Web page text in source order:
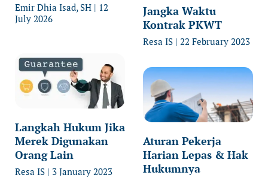
Emir Dhia Isad, SH
12
July 2026
Langkah Hukum Jika
Merek Digunakan
Orang Lain
Resa IS 3 January 2023
Jangka Waktu
Kontrak PKWT
Resa IS 22 February 2023
Aturan Pekerja
Harian Lepas & Hak
Hukumnya